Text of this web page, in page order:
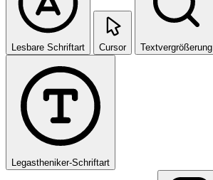
Lesbare Schriftart Cursor Textvergrößerung
Legastheniker-Schriftart